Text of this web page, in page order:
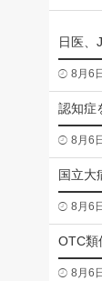
日医、
8月6
認知症
8月6
国立大
8月6
OTC類
8月6